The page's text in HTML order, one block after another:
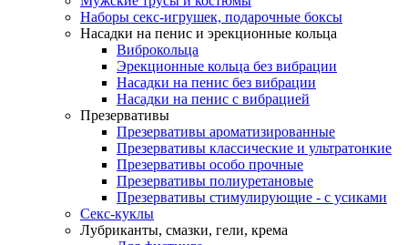
Наборы секс-игрушек, подарочные боксы
Насадки на пенис и эрекционные кольца
Виброкольца
Эрекционные кольца без вибрации
Насадки на пенис без вибрации
Насадки на пенис с вибрацией
Презервативы
Презервативы ароматизированные
Презервативы классические и ультратонкие
Презервативы особо прочные
Презервативы полиуретановые
Презервативы стимулирующие - с усиками
Секс-куклы
Лубриканты, смазки, гели, крема